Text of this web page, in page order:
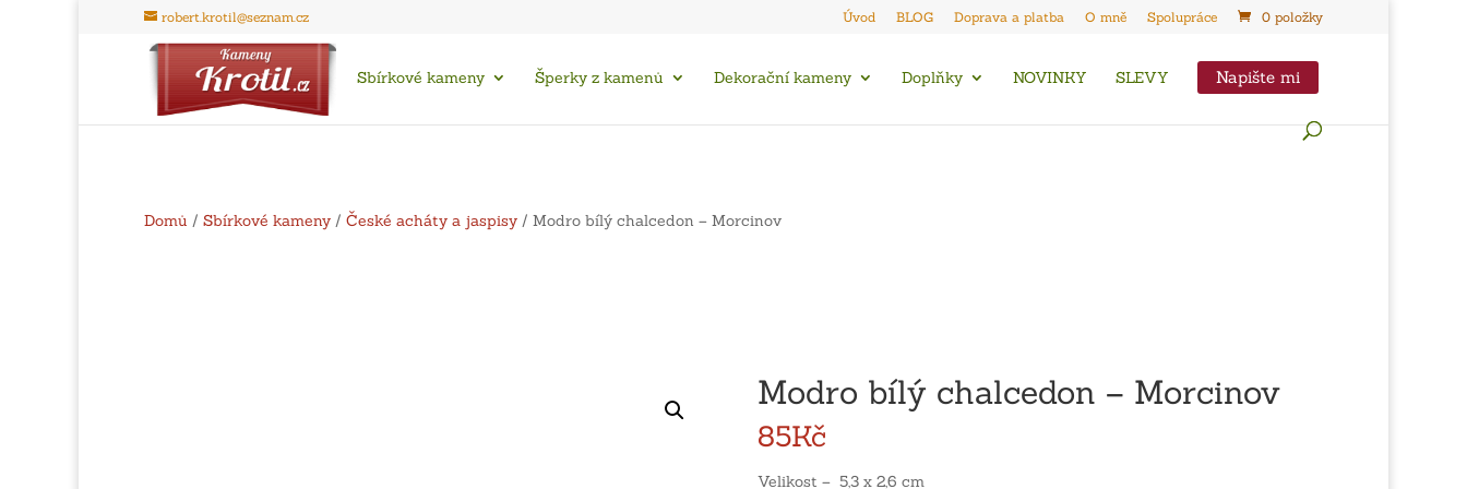
robert.krotil@seznam.cz Úvod BLOG Doprava a platba O mně Spolupráce 0 položky
Sbírkové kameny Šperky z kamenů Dekorační kameny Doplňky NOVINKY SLEVY Napište mi
Domů / Sbírkové kameny / České acháty a jaspisy / Modro bílý chalcedon – Morcinov
Modro bílý chalcedon – Morcinov
85Kč
Velikost – 5,3 x 2,6 cm